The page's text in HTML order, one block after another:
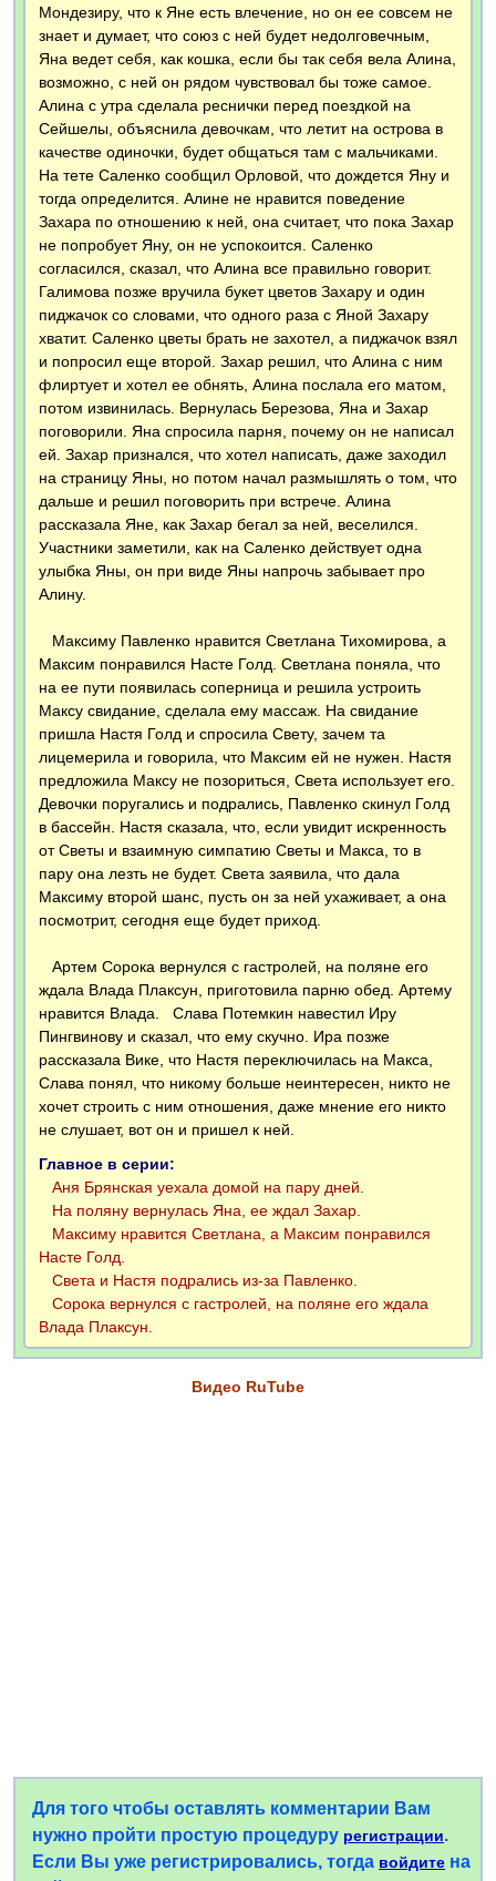
Мондезиру, что к Яне есть влечение, но он ее совсем не
знает и думает, что союз с ней будет недолговечным,
Яна ведет себя, как кошка, если бы так себя вела Алина,
возможно, с ней он рядом чувствовал бы тоже самое.
Алина с утра сделала реснички перед поездкой на
Сейшелы, объяснила девочкам, что летит на острова в
качестве одиночки, будет общаться там с мальчиками.
На тете Саленко сообщил Орловой, что дождется Яну и
тогда определится. Алине не нравится поведение
Захара по отношению к ней, она считает, что пока Захар
не попробует Яну, он не успокоится. Саленко
согласился, сказал, что Алина все правильно говорит.
Галимова позже вручила букет цветов Захару и один
пиджачок со словами, что одного раза с Яной Захару
хватит. Саленко цветы брать не захотел, а пиджачок взял
и попросил еще второй. Захар решил, что Алина с ним
флиртует и хотел ее обнять, Алина послала его матом,
потом извинилась. Вернулась Березова, Яна и Захар
поговорили. Яна спросила парня, почему он не написал
ей. Захар признался, что хотел написать, даже заходил
на страницу Яны, но потом начал размышлять о том, что
дальше и решил поговорить при встрече. Алина
рассказала Яне, как Захар бегал за ней, веселился.
Участники заметили, как на Саленко действует одна
улыбка Яны, он при виде Яны напрочь забывает про
Алину.
Максиму Павленко нравится Светлана Тихомирова, а
Максим понравился Насте Голд. Светлана поняла, что
на ее пути появилась соперница и решила устроить
Максу свидание, сделала ему массаж. На свидание
пришла Настя Голд и спросила Свету, зачем та
лицемерила и говорила, что Максим ей не нужен. Настя
предложила Максу не позориться, Света использует его.
Девочки поругались и подрались, Павленко скинул Голд
в бассейн. Настя сказала, что, если увидит искренность
от Светы и взаимную симпатию Светы и Макса, то в
пару она лезть не будет. Света заявила, что дала
Максиму второй шанс, пусть он за ней ухаживает, а она
посмотрит, сегодня еще будет приход.
Артем Сорока вернулся с гастролей, на поляне его
ждала Влада Плаксун, приготовила парню обед. Артему
нравится Влада. Слава Потемкин навестил Иру
Пингвинову и сказал, что ему скучно. Ира позже
рассказала Вике, что Настя переключилась на Макса,
Слава понял, что никому больше неинтересен, никто не
хочет строить с ним отношения, даже мнение его никто
не слушает, вот он и пришел к ней.
Главное в серии:
Аня Брянская уехала домой на пару дней.
На поляну вернулась Яна, ее ждал Захар.
Максиму нравится Светлана, а Максим понравился
Насте Голд.
Света и Настя подрались из-за Павленко.
Сорока вернулся с гастролей, на поляне его ждала
Влада Плаксун.
Видео RuTube
Для того чтобы оставлять комментарии Вам
нужно пройти простую процедуру регистрации.
Если Вы уже регистрировались, тогда войдите на